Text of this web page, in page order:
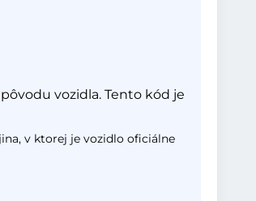
vozidla. Tento kód je
v ktorej je vozidlo oficiálne